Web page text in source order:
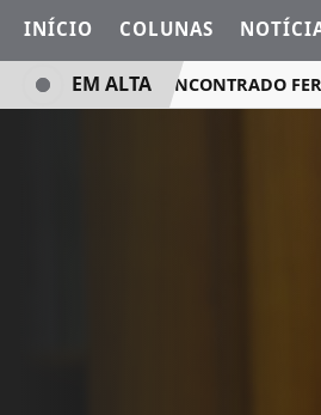
INÍCIO COLUNAS
HOMEM É ENCONTRADO
EM ALTA